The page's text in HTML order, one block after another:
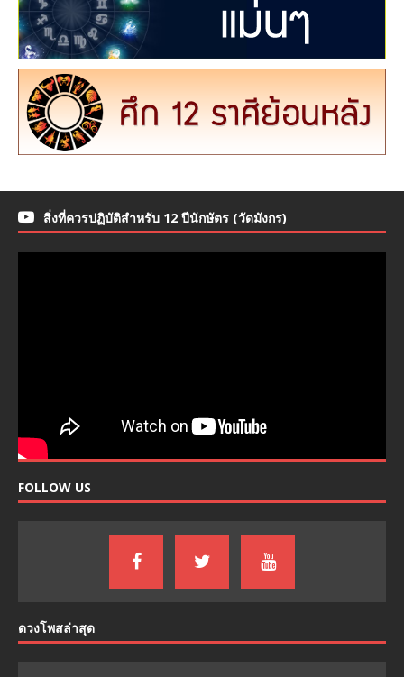
สิ่งที่ควรปฏิบัติสำหรับ 12 ปีนักษัตร (วัดมังกร)
FOLLOW US
ดวงโพสล่าสุด